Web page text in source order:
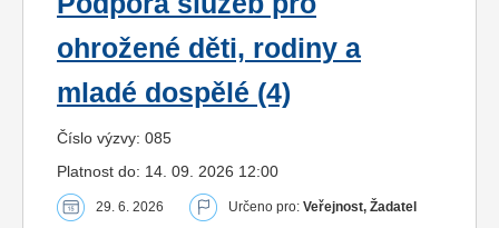
ohrožené děti, rodiny a
mladé dospělé (4)
Číslo výzvy: 085
Platnost do: 14. 09. 2026 12:00
29. 6. 2026 Určeno pro: Veřejnost, Žadatel